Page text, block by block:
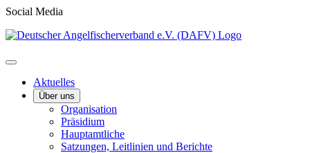
Social Media
Aktuelles
Über uns
Organisation
Präsidium
Hauptamtliche
Satzungen, Leitlinien und Berichte